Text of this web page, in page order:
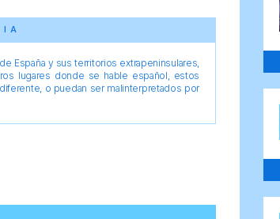
España y sus territorios extrapeninsulares,
lugares donde se hable español, estos
o puedan ser malinterpretados por